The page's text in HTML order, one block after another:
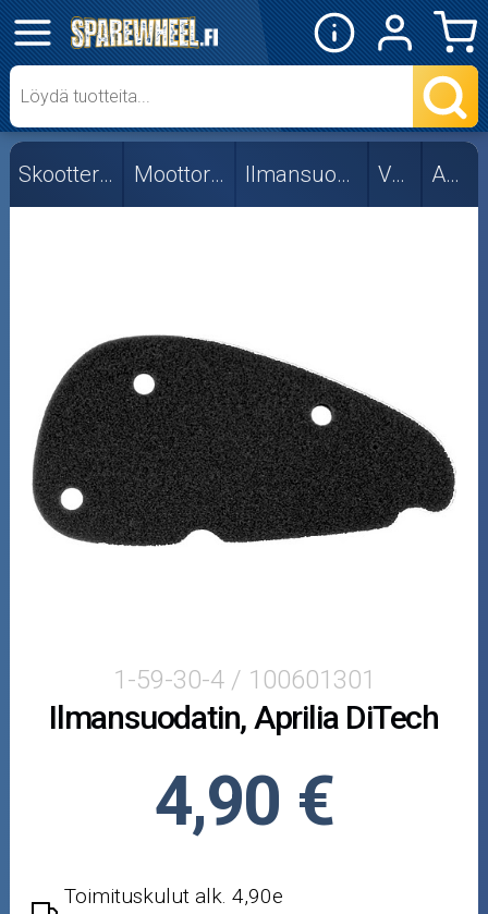
✕
Mopon osat
Skootterin osat
Aprilia
Kymco
Muut
Peugeot
Piaggio/Gilera
Moottoripyörän osat
Moottorikelkan osat
Mopoauton osat
Mönkijän osat
Skootterin osat Moottorin osat Ilmansuodattimet Vakio Aprilia
1-59-30-4 / 100601301
Ilmansuodatin, Aprilia DiTech
4,90 €
Toimituskulut alk. 4,90e